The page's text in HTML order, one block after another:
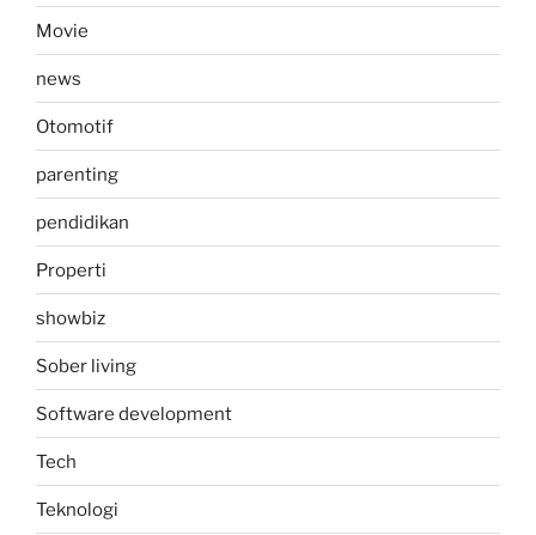
Movie
news
Otomotif
parenting
pendidikan
Properti
showbiz
Sober living
Software development
Tech
Teknologi